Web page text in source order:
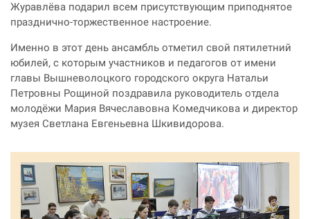
Журавлёва подарил всем присутствующим приподнятое
празднично-торжественное настроение.
Именно в этот день ансамбль отметил свой пятилетний
юбилей, с которым участников и педагогов от имени
главы Вышневолоцкого городского округа Натальи
Петровны Рощиной поздравила руководитель отдела
молодёжи Мария Вячеславовна Комедчикова и директор
музея Светлана Евгеньевна Шкивидорова.